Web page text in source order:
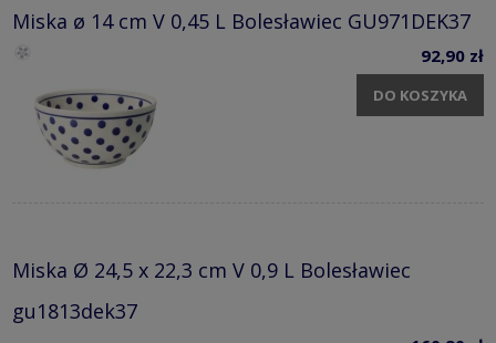
Miska ø 14 cm V 0,45 L Bolesławiec GU971DEK37
92,90 zł
DO KOSZYKA
Miska Ø 24,5 x 22,3 cm V 0,9 L Bolesławiec
gu1813dek37